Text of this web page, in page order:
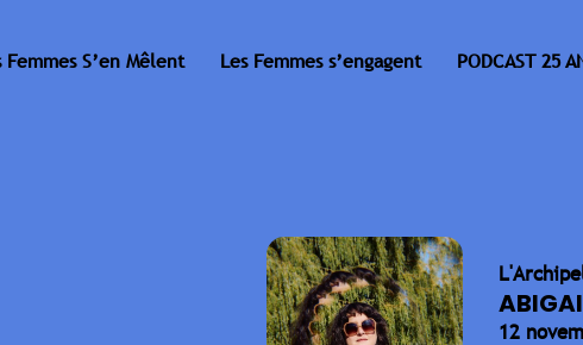
Femmes S’en Mêlent Les Femmes s’engagent PODCAST 25
12